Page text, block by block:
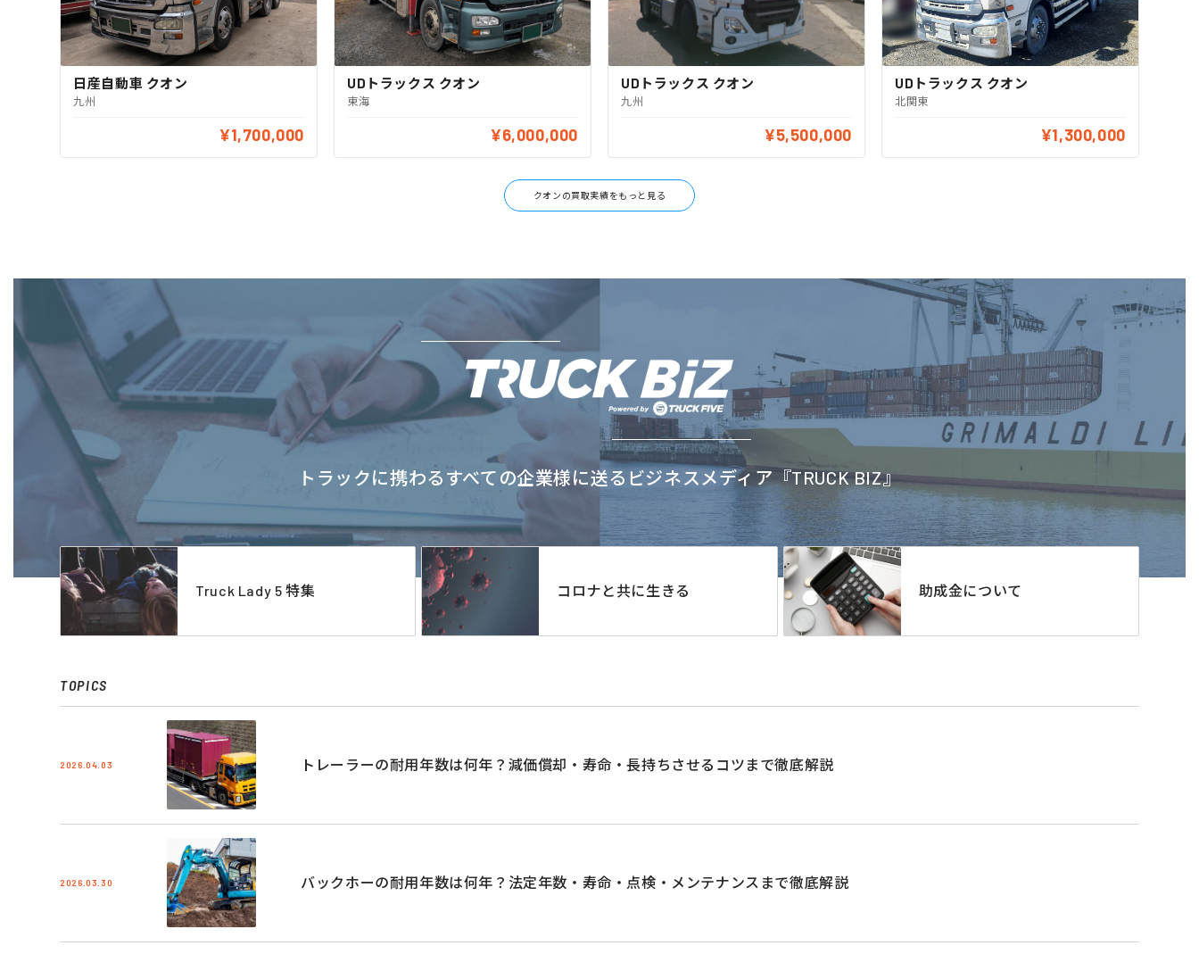
日産自動車 クオン
九州
¥1,700,000
UDトラックス クオン
東海
¥6,000,000
UDトラックス クオン
九州
¥5,500,000
UDトラックス クオン
北関東
¥1,300,000
クオンの買取実績をもっと見る
トラックに携わるすべての企業様に送るビジネスメディア『TRUCK BIZ』
Truck Lady 5 特集 コロナと共に生きる 助成金について
TOPICS
2026.04.03 トレーラーの耐用年数は何年？減価償却・寿命・長持ちさせるコツまで徹底解説
2026.03.30 バックホーの耐用年数は何年？法定年数・寿命・点検・メンテナンスまで徹底解説